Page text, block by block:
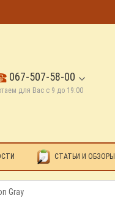
067-507-58-00
для Вас с 9 до 19:00
СТАТЬИ И ОБЗОРЫ
Gray